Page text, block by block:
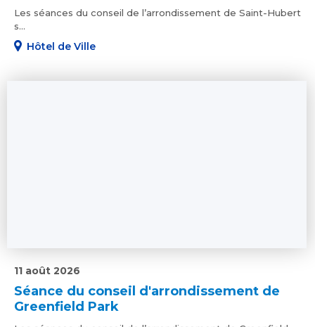
Les séances du conseil de l’arrondissement de Saint-Hubert
s...
Hôtel de Ville
Séance du conseil d'arrondissement de
Greenfield Park
11 août 2026